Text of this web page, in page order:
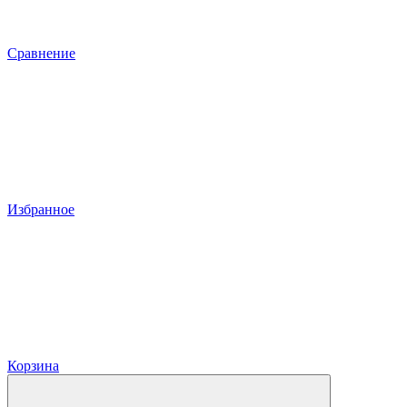
Сравнение
Избранное
Корзина